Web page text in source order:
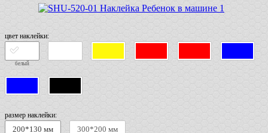
цвет наклейки:
белый
размер наклейки:
200*130 мм 300*200 мм